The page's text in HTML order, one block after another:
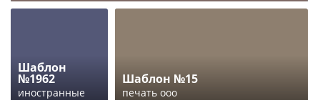
Шаблон
№1962
иностранные
Шаблон №15
печать ооо